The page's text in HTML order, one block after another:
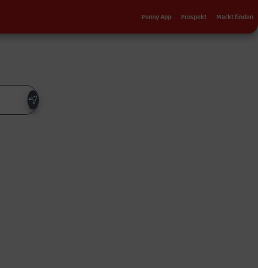
Sekundärnavigation
Penny App Prospekt Markt finden